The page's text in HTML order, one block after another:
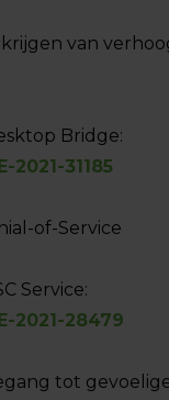
van
Bridge:
2021-31185
of-Service
Service:
2021-28479
tot